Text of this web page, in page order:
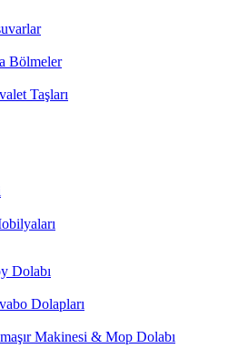
Bölmeler
Taşları
Dolabı
Dolapları
Makinesi & Mop Dolabı